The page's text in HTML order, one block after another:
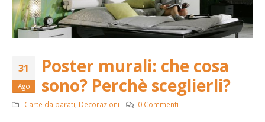
31
Ago
Poster murali: che cosa
sono? Perchè sceglierli?
Carte da parati Decorazioni 0 Commenti